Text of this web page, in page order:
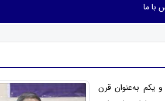
با ما
یکم به‌عنوان قرن